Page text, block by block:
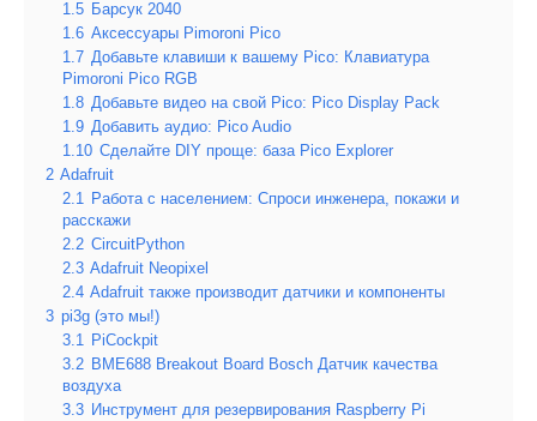
1.5 Барсук 2040
1.6 Аксессуары Pimoroni Pico
1.7 Добавьте клавиши к вашему Pico: Клавиатура
Pimoroni Pico RGB
1.8 Добавьте видео на свой Pico: Pico Display Pack
1.9 Добавить аудио: Pico Audio
1.10 Сделайте DIY проще: база Pico Explorer
2 Adafruit
2.1 Работа с населением: Спроси инженера, покажи и
расскажи
2.2 CircuitPython
2.3 Adafruit Neopixel
2.4 Adafruit также производит датчики и компоненты
3 pi3g (это мы!)
3.1 PiCockpit
3.2 BME688 Breakout Board Bosch Датчик качества
воздуха
3.3 Инструмент для резервирования Raspberry Pi